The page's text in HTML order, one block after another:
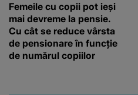
Femeile cu copii pot ieși
mai devreme la pensie.
Cu cât se reduce vârsta
de pensionare în funcție
de numărul copiilor